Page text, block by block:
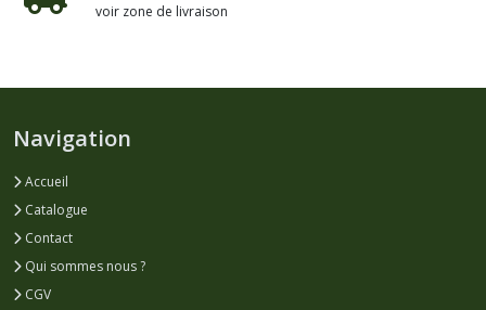
voir zone de livraison
Navigation
Accueil
Catalogue
Contact
Qui sommes nous ?
CGV